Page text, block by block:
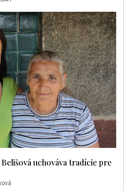
uchováva tradície pre